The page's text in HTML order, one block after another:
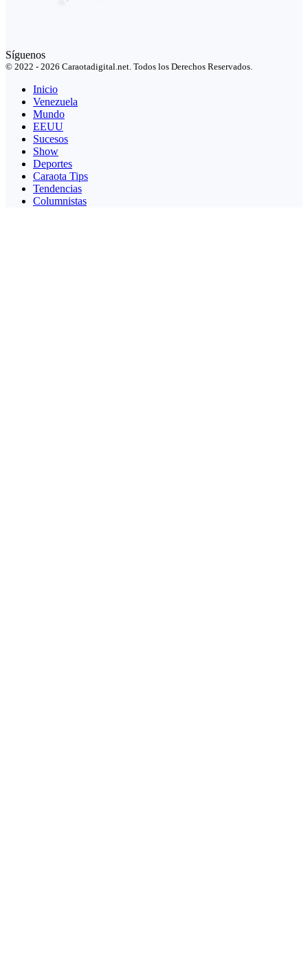
Síguenos
© 2022 - 2026 Caraotadigital.net. Todos los Derechos Reservados.
Inicio
Venezuela
Mundo
EEUU
Sucesos
Show
Deportes
Caraota Tips
Tendencias
Columnistas